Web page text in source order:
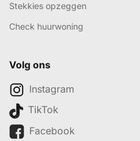
Stekkies opzeggen
Check huurwoning
Volg ons
Instagram
TikTok
Facebook